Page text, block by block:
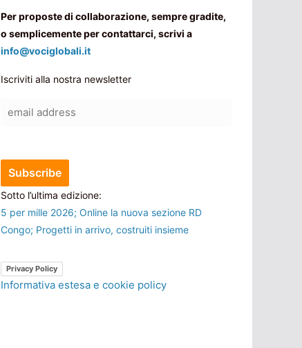
Per proposte di collaborazione, sempre gradite,
o semplicemente per contattarci, scrivi a
info@vociglobali.it
Iscriviti alla nostra newsletter
Sotto l’ultima edizione:
5 per mille 2026; Online la nuova sezione RD
Congo; Progetti in arrivo, costruiti insieme
Privacy Policy
Informativa estesa e cookie policy